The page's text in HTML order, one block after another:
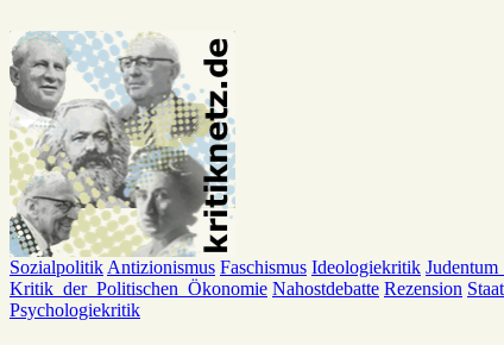
Sozialpolitik Antizionismus Faschismus Ideologiekritik
Kritik_der_Politischen_Ökonomie Nahostdebatte Rezension
Psychologiekritik